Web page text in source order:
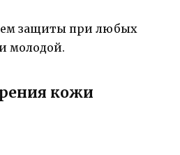
защиты при любых
молодой.
кожи